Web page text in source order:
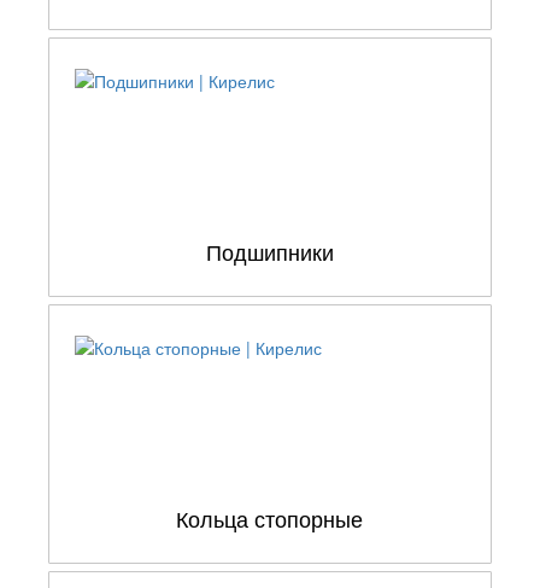
Подшипники
Кольца стопорные